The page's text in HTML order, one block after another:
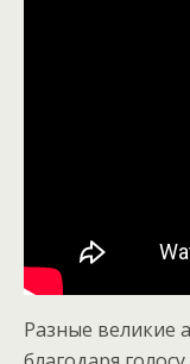
Разные великие